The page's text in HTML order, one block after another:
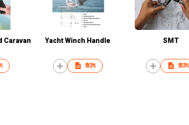
Caravan
Yacht Winch Handle
查詢
SMT
查詢